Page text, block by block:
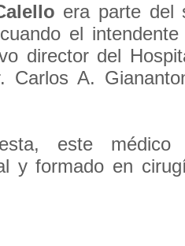
era parte del
el
director del
Carlos A.
este
y formado en